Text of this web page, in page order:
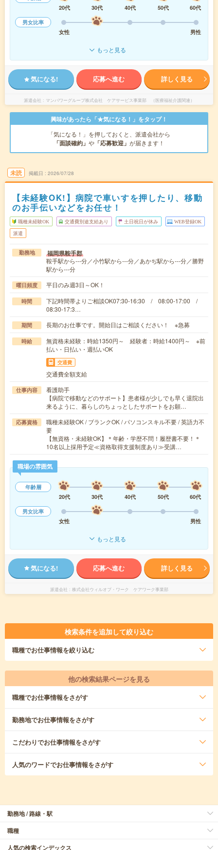
20代
30代 40代 50代
60代
男女比率
女性
男性
もっと見る
気になる! 応募へ進む 詳しく見る
派遣会社 マンパワーグループ株式会社 ケアサービス事業部 （医療福祉介護関連）
興味があったら「★気になる！」をタップ！
「気になる！」を押しておくと、派遣会社から
「面談確約」 や 「応募歓迎」 が届きます！
未読 掲載日 2026/07/28
【未経験OK!】病院で車いすを押したり、移動
のお手伝いなどをお任せ！
職種未経験OK 交通費別途支給あり 土日祝日が休み WEB登録OK
派遣
勤務地 福岡県鞍手郡
鞍手駅から---分／小竹駅から---分／あかぢ駅から---分／勝野
駅から---分
曜日頻度 平日のみ週3日～OK！
時間
下記時間帯よりご相談OK07:30-16:30 / 08:00-17:00 /
08:30-17:3…
期間 長期のお仕事です。開始日はご相談ください！ ※急募
時給
無資格未経験：時給1350円～ 経験者：時給1400円～ ※前
払い・日払い・週払いOK
交通費
交通費全額支給
仕事内容
看護助手
【病院で移動などのサポート】患者様が少しでも早く退院出
来るように、暮らしのちょっとしたサポートをお願…
応募資格
職種未経験OK / ブランクOK / パソコンスキル不要 / 英語力不
要
【無資格・未経験OK】＊年齢・学歴不問！履歴書不要！＊
10名以上採用予定≪資格取得支援制度あり≫受講…
職場の雰囲気
年齢層
20代
30代 40代 50代
60代
男女比率
女性
男性
もっと見る
気になる! 応募へ進む 詳しく見る
派遣会社 株式会社ウィルオブ・ワーク ケアワーク事業部
検索条件を追加して絞り込む
職種でお仕事情報を絞り込む
他の検索結果ページを見る
職種でお仕事情報をさがす
勤務地でお仕事情報をさがす
こだわりでお仕事情報をさがす
人気のワードでお仕事情報をさがす
勤務地 / 路線・駅
職種
人気の検索インデックス